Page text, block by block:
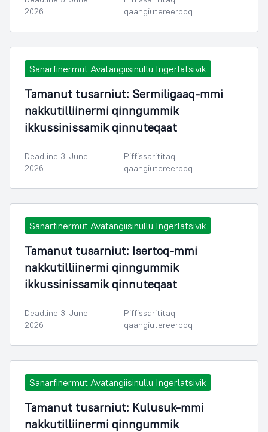
2026
qaangiutereerpoq
Sanarfinermut Avatangiisinullu Ingerlatsivik
Tamanut tusarniut: Sermiligaaq-mmi
nakkutilliinermi qinngummik
ikkussinissamik qinnuteqaat
Deadline 3. June
2026
Piffissarititaq
qaangiutereerpoq
Sanarfinermut Avatangiisinullu Ingerlatsivik
Tamanut tusarniut: Isertoq-mmi
nakkutilliinermi qinngummik
ikkussinissamik qinnuteqaat
Deadline 3. June
2026
Piffissarititaq
qaangiutereerpoq
Sanarfinermut Avatangiisinullu Ingerlatsivik
Tamanut tusarniut: Kulusuk-mmi
nakkutilliinermi qinngummik